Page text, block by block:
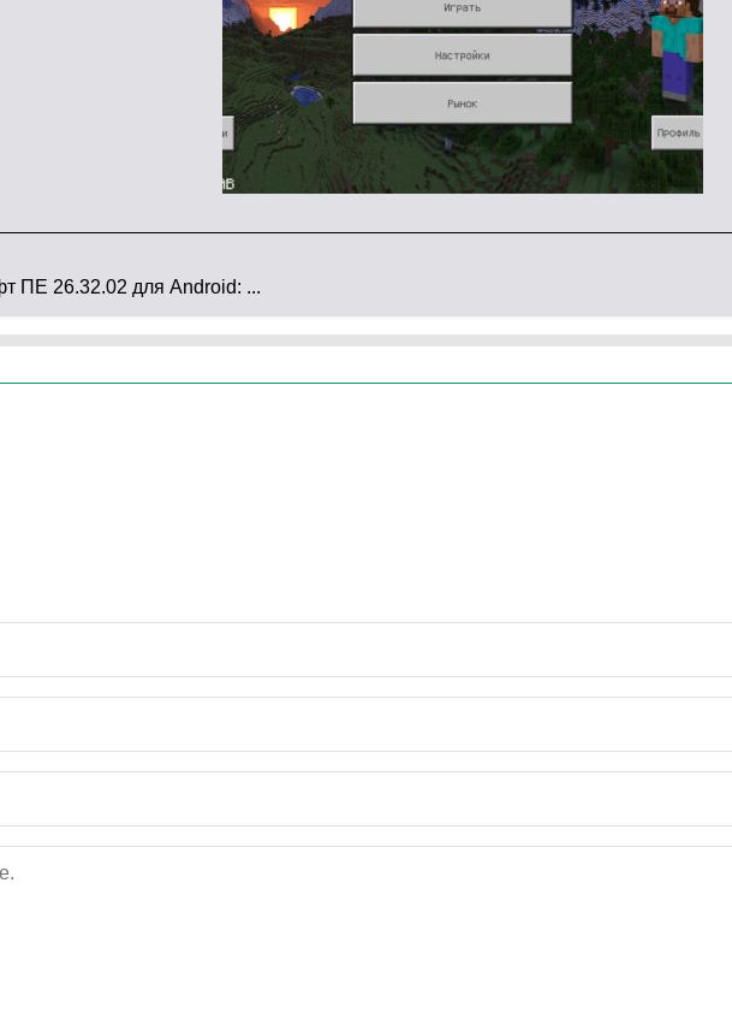
от Minecraft PE?
«тихие» патчи без подробного описания. Тем не менее,
в ближайшие
список изменений. Такое уже бывало с предыдущими
следите за новостями — разработчики иногда раскрывают детали
Если в предыдущей версии вы сталкивались с ошибками,
ПЕ 26.32.02 для Android: ...